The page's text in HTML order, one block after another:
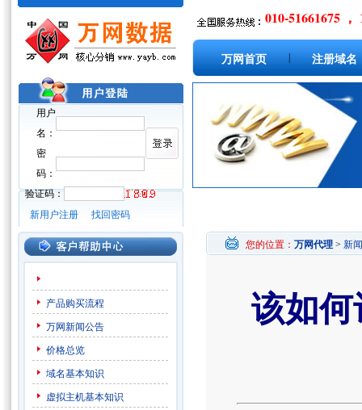
用户
名：
密
码：
验证码：
新用户注册
找回密码
010-51661675 ，
万网首页 注册域名
产品购买流程
万网新闻公告
价格总览
域名基本知识
虚拟主机基本知识
您的位置： 万网代理 > 新
该如